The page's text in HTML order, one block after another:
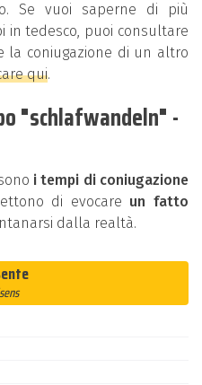
Se vuoi saperne di più
in tedesco, puoi consultare
la coniugazione di un altro
qui.
"schlafwandeln" -
i tempi di coniugazione
di evocare un fatto
dalla realtà.